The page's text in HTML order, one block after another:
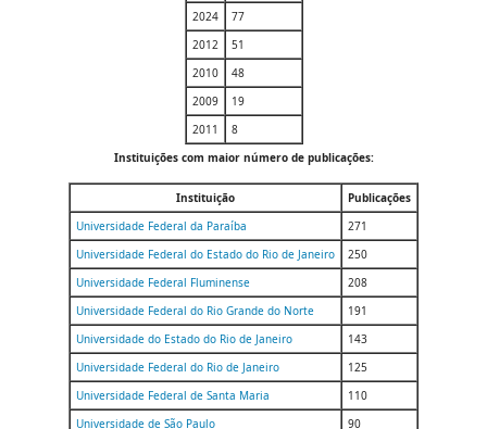
2024
77
2012
51
2010
48
2009
19
2011
8
Instituições com maior número de publicações:
Instituição
Publicações
Universidade Federal da Paraíba
271
Universidade Federal do Estado do Rio de Janeiro
250
Universidade Federal Fluminense
208
Universidade Federal do Rio Grande do Norte
191
Universidade do Estado do Rio de Janeiro
143
Universidade Federal do Rio de Janeiro
125
Universidade Federal de Santa Maria
110
Universidade de São Paulo
90